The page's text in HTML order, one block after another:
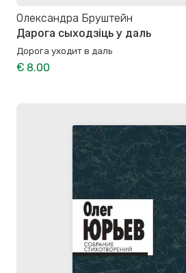
Олександра Бруштейн
Дарога сыходзіць у даль
Дорога уходит в даль
€ 8.00